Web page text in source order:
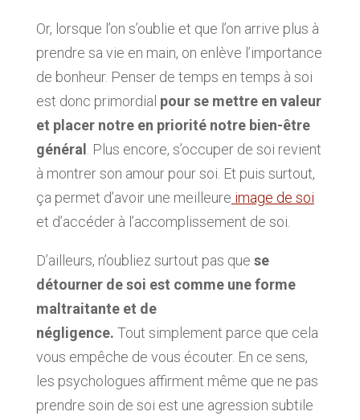
Or, lorsque l’on s’oublie et que l’on arrive plus à
prendre sa vie en main, on enlève l’importance
de bonheur. Penser de temps en temps à soi
est donc primordial pour se mettre en valeur
et placer notre en priorité notre bien-être
général . Plus encore, s’occuper de soi revient
à montrer son amour pour soi. Et puis surtout,
ça permet d’avoir une meilleure image de soi
et d’accéder à l’accomplissement de soi.
D’ailleurs, n’oubliez surtout pas que se
détourner de soi est comme une forme
maltraitante et de
négligence. Tout simplement parce que cela
vous empêche de vous écouter. En ce sens,
les psychologues affirment même que ne pas
prendre soin de soi est une agression subtile